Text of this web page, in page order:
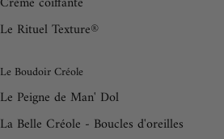
Le Rituel Texture®
Le Boudoir Créole
Le Peigne de Man' Dol
La Belle Créole - Boucles d'oreilles